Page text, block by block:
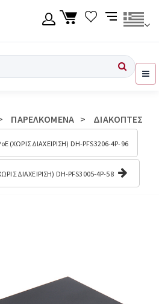
English
ΠΑΡΕΛΚΟΜΕΝΑ ΔΙΑΚΟΠΤΕΣ
(ΧΩΡΙΣ ΔΙΑΧΕΙΡΙΣΗ) DH-PFS3206-4P-96
ΔΙΑΧΕΙΡΙΣΗ) DH-PFS3005-4P-58